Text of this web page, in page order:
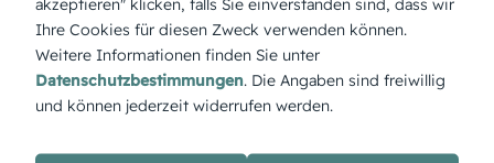
ganz persönlichen Highlight.
Ihre Cookies für diesen Zweck verwenden können.
Weitere Informationen finden Sie unter
Datenschutzbestimmungen. Die Angaben sind freiwillig
und können jederzeit widerrufen werden.